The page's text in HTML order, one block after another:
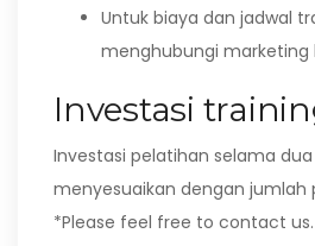
Untuk biaya dan jadwal
menghubungi marketing
Investasi
Investasi pelatihan selama
menyesuaikan dengan jumlah
*Please feel free to contact us.